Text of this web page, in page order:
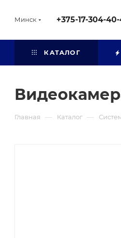
Минск +375-17-304-
КАТАЛОГ
Главная — Каталог —